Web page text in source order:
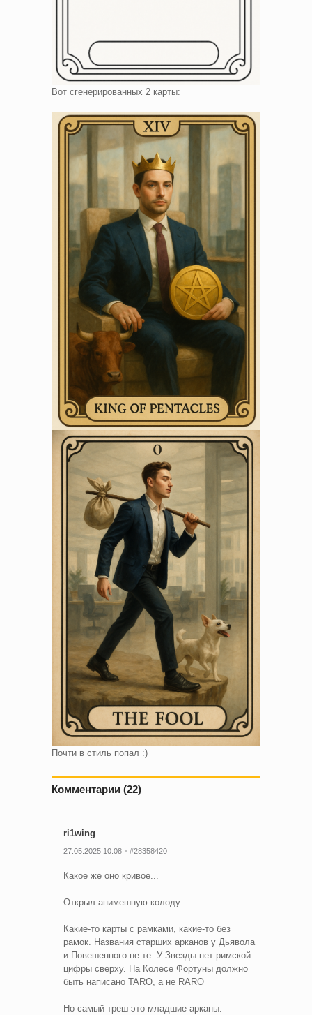
Вот сгенерированных 2 карты:
Почти в стиль попал :)
Комментарии (22)
ri1wing
27.05.2025 10:08 #28358420
Какое же оно кривое...
Открыл анимешную колоду
Какие-то карты с рамками, какие-то без
рамок. Названия старших арканов у Дьявола
и Повешенного не те. У Звезды нет римской
цифры сверху. На Колесе Фортуны должно
быть написано TARO, а не RARO
Но самый треш это младшие арканы.